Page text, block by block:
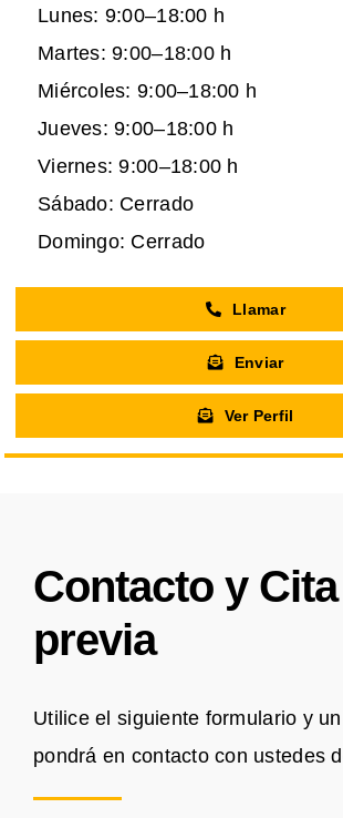
Lunes: 9:00–18:00 h
Martes: 9:00–18:00 h
Miércoles: 9:00–18:00 h
Jueves: 9:00–18:00 h
Viernes: 9:00–18:00 h
Sábado: Cerrado
Domingo: Cerrado
Llamar
Enviar
Ver Perfil
Contacto y Cita
previa
Utilice el siguiente formulario y
pondrá en contacto con ustedes